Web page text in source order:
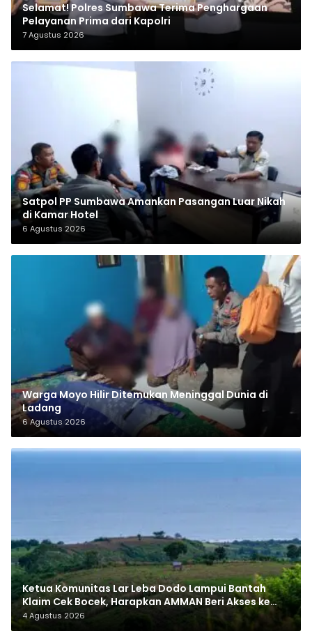
Selamat! Polres Sumbawa Terima Penghargaan
Pelayanan Prima dari Kapolri
7 Agustus 2026
Satpol PP Sumbawa Amankan Pasangan Luar Nikah
di Kamar Hotel
6 Agustus 2026
Warga Moyo Hilir Ditemukan Meninggal Dunia di
Ladang
6 Agustus 2026
Ketua Komunitas Lar Leba Dodo Lampui Bantah
Klaim Cek Bocek, Harapkan AMMAN Beri Akses ke
Makam Leluhur
4 Agustus 2026